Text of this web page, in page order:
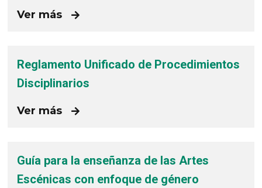
Ver más
Reglamento Unificado de Procedimientos
Disciplinarios
Ver más
Guía para la enseñanza de las Artes
Escénicas con enfoque de género